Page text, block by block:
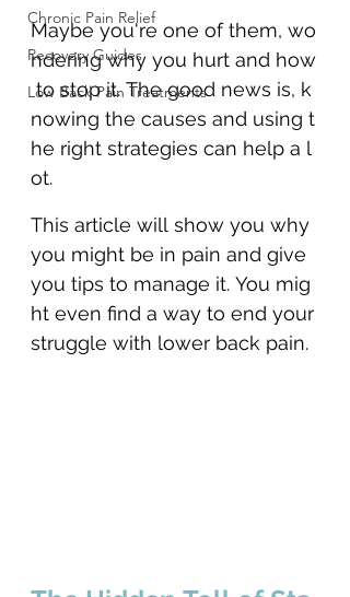
Chronic Pain Relief
Recovery Guides
Low Back Pain Treatments
Maybe you're one of them, wo
ndering why you hurt and how
to stop it. The good news is, k
nowing the causes and using t
he right strategies can help a l
ot.
This article will show you why
you might be in pain and give
you tips to manage it. You mig
ht even find a way to end your
struggle with lower back pain.